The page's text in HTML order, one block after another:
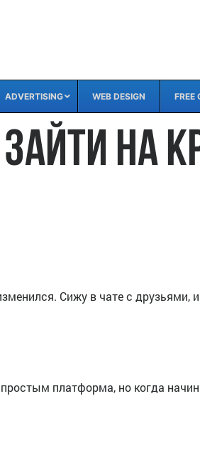
ADVERTISING WEB DESIGN FREE
на
Сижу в чате с
платформа, но когда